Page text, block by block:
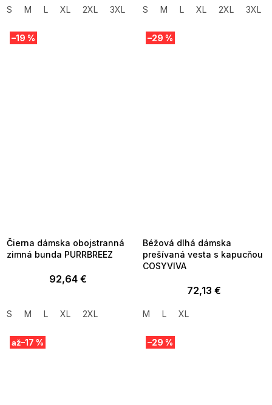
S M L XL 2XL 3XL S M L XL 2XL 3XL
–19 %
Čierna dámska obojstranná
zimná bunda PURRBREEZ
92,64 €
S M L XL 2XL
–29 %
Béžová dlhá dámska
prešívaná vesta s kapucňou
COSYVIVA
72,13 €
M L XL
až–17 % –29 %